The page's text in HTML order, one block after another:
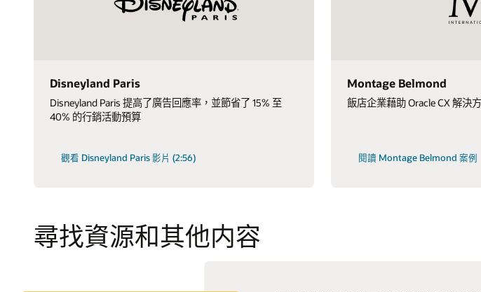
Disneyland Paris
Disneyland Paris 提高了廣告回應率，並節省了 15% 至
40% 的行銷活動預算
觀看 Disneyland Paris 影片 (2:56)
Montage Belmond
飯店企業藉助 Oracle CX 解決
閱讀 Montage Belmond 案例
尋找資源和其他内容